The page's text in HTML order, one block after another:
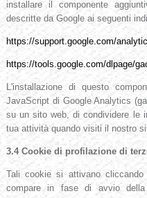
installare il componente
descritte da Google ai seguenti
https://support.google.com/
https://tools.google.com/dlpage/
L'installazione di questo
JavaScript di Google Analytics
su un sito web, di condividere le
tua attività quando visiti il nostro
3.4 Cookie di profilazione di
Tali cookie si attivano
compare in fase di avvio